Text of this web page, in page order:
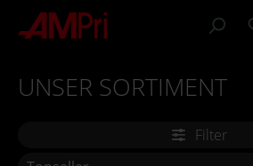
springen
UNSER SORTIMENT
Filter